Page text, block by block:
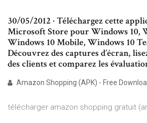
30/05/2012 · Téléchargez cette
Microsoft Store pour Windows 10,
Windows 10 Mobile, Windows 10
Découvrez des captures d’écran,
des clients et comparez les
Amazon Shopping (APK) - Free
télécharger amazon shopping gratuit